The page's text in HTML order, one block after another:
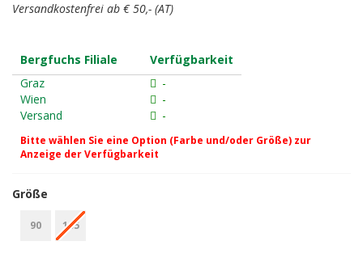
Versandkostenfrei ab € 50,- (AT)
Bergfuchs Filiale
Verfügbarkeit
Graz
-
Wien
-
Versand
-
Bitte wählen Sie eine Option (Farbe und/oder Größe) zur
Anzeige der Verfügbarkeit
Größe
90 105